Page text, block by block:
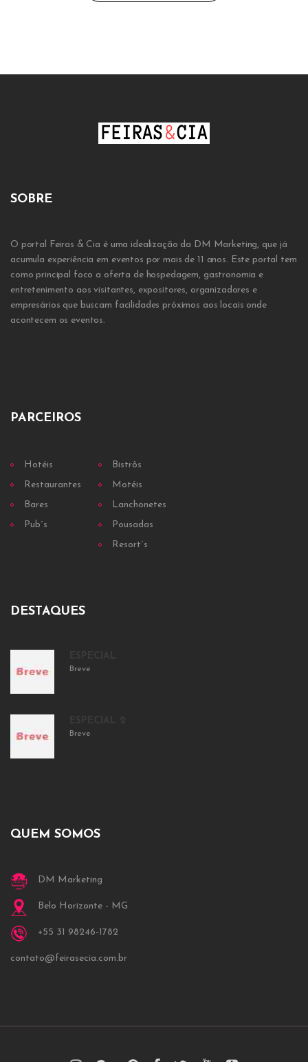
SOBRE
O portal Feiras & Cia é uma idealização da DM Marketing, que já
acumula experiência em eventos por mais de 11 anos. Este portal tem
como principal foco a oferta de hospedagem, gastronomia e
entretenimento aos visitantes, expositores, organizadores e
empresários que buscam facilidades próximos aos locais onde
acontecem os eventos.
PARCEIROS
Hotéis
Restaurantes
Bares
Pub´s
Bistrôs
Motéis
Lanchonetes
Pousadas
Resort´s
DESTAQUES
Breve
Breve
QUEM SOMOS
DM Marketing
Belo Horizonte - MG
+55 31 98246-1782
contato@feirasecia.com.br